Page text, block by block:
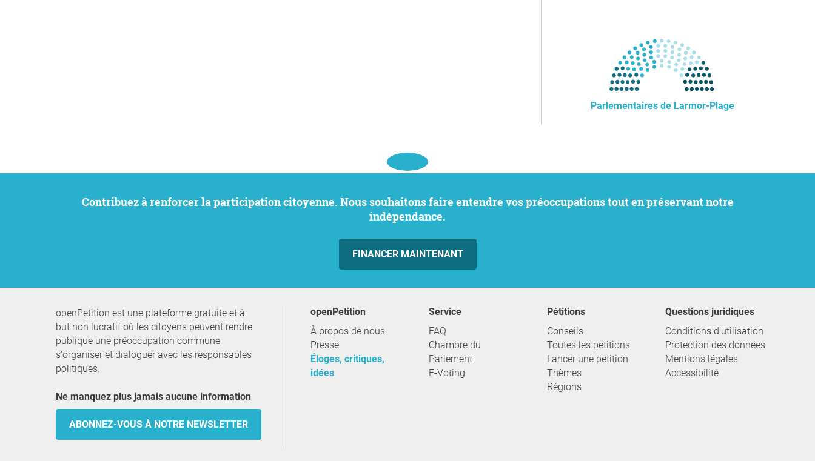
Parlementaires de Larmor-Plage
Contribuez à renforcer la participation citoyenne. Nous souhaitons faire entendre vos préoccupations tout en préservant notre
indépendance.
FINANCER MAINTENANT
openPetition est une plateforme gratuite et à
but non lucratif où les citoyens peuvent rendre
publique une préoccupation commune,
s'organiser et dialoguer avec les responsables
politiques.
Ne manquez plus jamais aucune information
ABONNEZ-VOUS À NOTRE NEWSLETTER
openPetition
À propos de nous
Presse
Éloges, critiques,
idées
service
FAQ
Chambre du
Parlement
E-Voting
Pétitions
Conseils
Toutes les pétitions
Lancer une pétition
Thèmes
Régions
Questions juridiques
Conditions d'utilisation
Protection des données
Mentions légales
Accessibilité